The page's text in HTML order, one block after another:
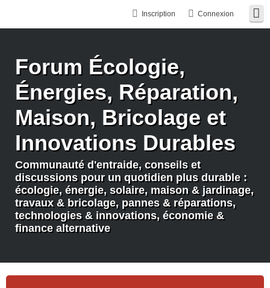
Connexion
Inscription
Forum Écologie,
Énergies, Réparation,
Maison, Bricolage et
Innovations Durables
Communauté d'entraide, conseils et
discussions pour un quotidien plus durable :
écologie, énergie, solaire, maison & jardinage,
travaux & bricolage, pannes & réparations,
technologies & innovations, économie &
finance alternative